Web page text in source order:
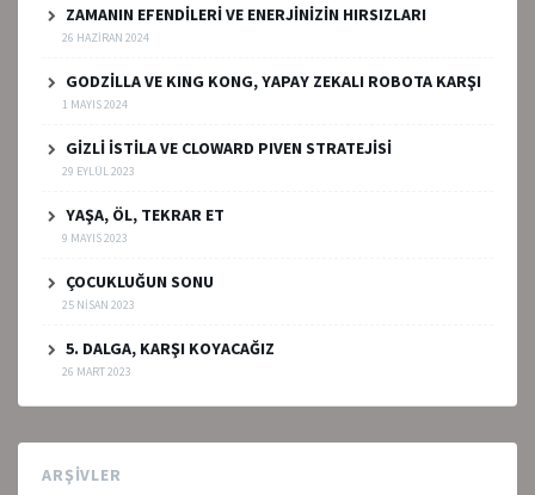
ZAMANIN EFENDİLERİ VE ENERJİNİZİN HIRSIZLARI
26 HAZIRAN 2024
GODZİLLA VE KING KONG, YAPAY ZEKALI ROBOTA KARŞI
1 MAYIS 2024
GİZLİ İSTİLA VE CLOWARD PIVEN STRATEJİSİ
29 EYLÜL 2023
YAŞA, ÖL, TEKRAR ET
9 MAYIS 2023
ÇOCUKLUĞUN SONU
25 NISAN 2023
5. DALGA, KARŞI KOYACAĞIZ
26 MART 2023
ARŞIVLER